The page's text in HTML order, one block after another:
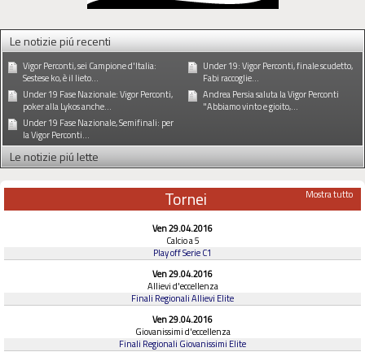
Le notizie piú recenti
Vigor Perconti, sei Campione d'Italia:
Sestese ko, è il lieto...
Under 19: Vigor Perconti, finale scudetto,
Fabi raccoglie...
Under 19 Fase Nazionale: Vigor Perconti,
poker alla Lykos anche...
Andrea Persia saluta la Vigor Perconti
"Abbiamo vinto e gioito,...
Under 19 Fase Nazionale, Semifinali: per
la Vigor Perconti...
Le notizie piú lette
Tornei Mostra tutto
Ven 29.04.2016
Calcio a 5
Play off Serie C1
Ven 29.04.2016
Allievi d'eccellenza
Finali Regionali Allievi Elite
Ven 29.04.2016
Giovanissimi d'eccellenza
Finali Regionali Giovanissimi Elite